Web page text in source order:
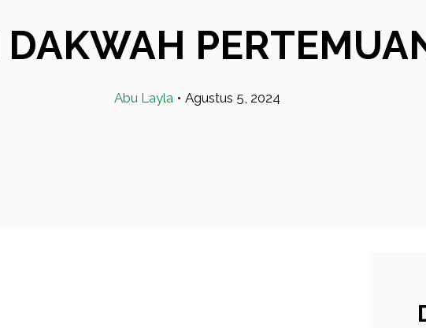
DAKWAH
Abu Layla • Agustus 5, 2024